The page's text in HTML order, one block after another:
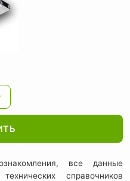
все данные
справочников